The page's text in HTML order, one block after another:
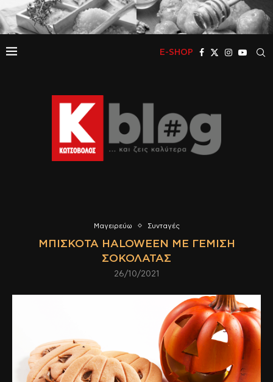
E-SHOP
Μαγειρεύω Συνταγές
ΜΠΙΣΚΌΤΑ HALOWEEN ΜΕ ΓΈΜΙΣΗ
ΣΟΚΟΛΆΤΑΣ
26/10/2021